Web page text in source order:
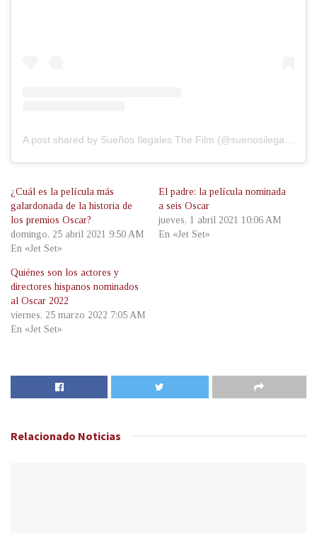
¿Cuál es la película más
galardonada de la historia de
los premios Oscar?
domingo, 25 abril 2021 9:50 AM
En «Jet Set»
El padre: la película nominada
a seis Oscar
jueves, 1 abril 2021 10:06 AM
En «Jet Set»
Quiénes son los actores y
directores hispanos nominados
al Oscar 2022
viernes, 25 marzo 2022 7:05 AM
En «Jet Set»
Relacionado Noticias